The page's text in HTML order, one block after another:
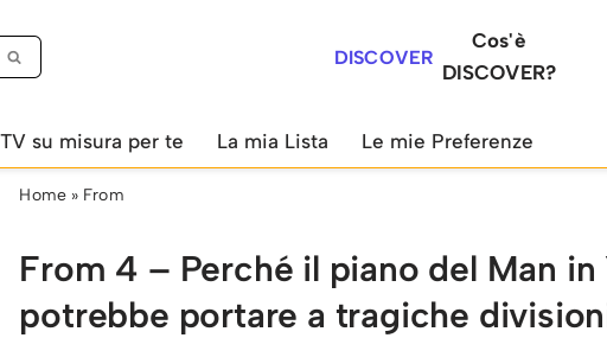
DISCOVER
Cos'è
DISCOVER?
su misura per te La mia Lista Le mie Preferenze
Home» From
From 4 – Perché il piano del Man in
potrebbe portare a tragiche